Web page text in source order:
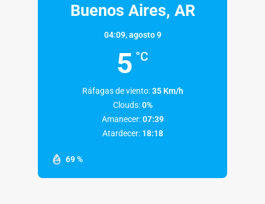
Buenos Aires, AR
04:09,agosto 9
5 °C
69 %
Ráfagas de viento: 35 Km/h
Clouds: 0%
Amanecer: 07:39
Atardecer: 18:18